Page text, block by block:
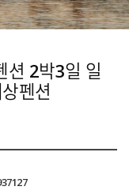
션 2박3일 일
펜션